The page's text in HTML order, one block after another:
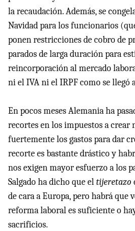
la recaudación. Además, se
Navidad para los funcionarios
ponen restricciones de cobro de
parados de larga duración para
reincorporación al mercado
ni elIVAni elIRPFcomo se llegó
En pocos meses Alemania ha
recortes en los impuestos a crear
fuertemente los gastos para dar
recorte es bastante drástico y
nos exigen mayor esfuerzo a los
Salgado ha dicho que eltijeretazo
de cara a Europa, pero habrá que
reforma laboral es suficiente o
sacrificios.